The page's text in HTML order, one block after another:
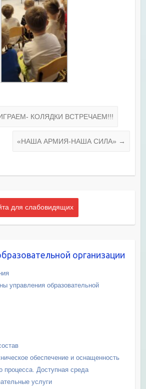
КОЛЯДКИ ВСТРЕЧАЕМ!!!
«НАША АРМИЯ-НАША СИЛА» →
для слабовидящих
организации
управления образовательной
обеспечение и оснащенность
процесса. Доступная среда
услуги